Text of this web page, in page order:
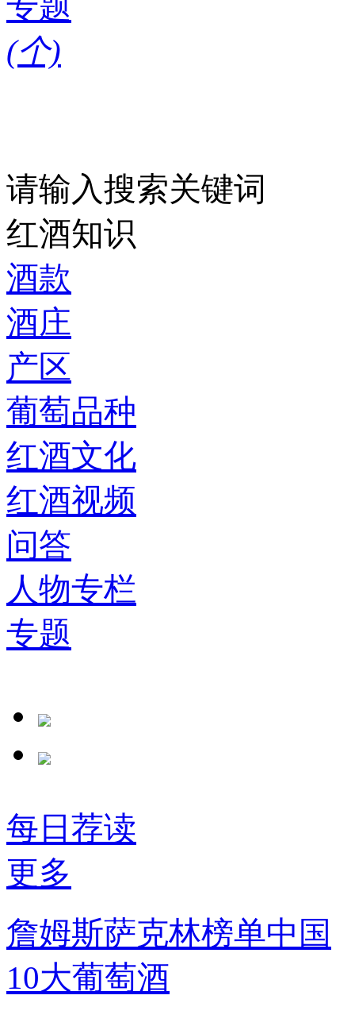
(个)
请输入搜索关键词
红酒知识
酒款
酒庄
产区
葡萄品种
红酒文化
红酒视频
问答
人物专栏
专题
每日荐读
更多
詹姆斯萨克林榜单中国
10大葡萄酒